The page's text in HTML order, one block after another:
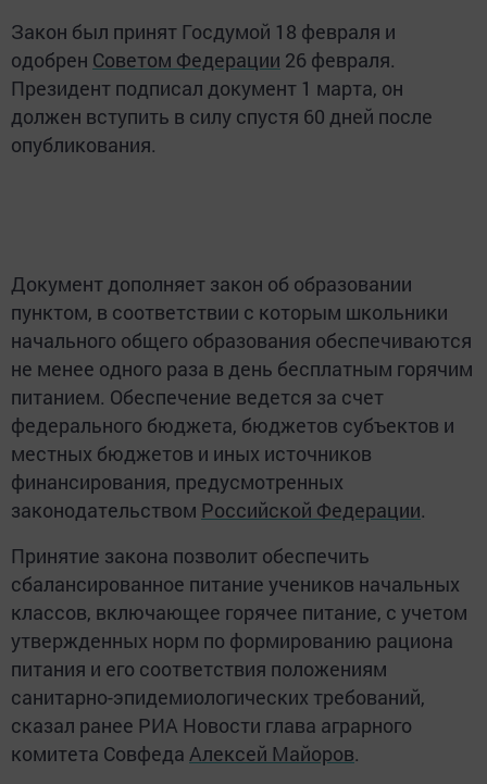
Закон был принят Госдумой 18 февраля и
одобрен Советом Федерации 26 февраля.
Президент подписал документ 1 марта, он
должен вступить в силу спустя 60 дней после
опубликования.
Документ дополняет закон об образовании
пунктом, в соответствии с которым школьники
начального общего образования обеспечиваются
не менее одного раза в день бесплатным горячим
питанием. Обеспечение ведется за счет
федерального бюджета, бюджетов субъектов и
местных бюджетов и иных источников
финансирования, предусмотренных
законодательством Российской Федерации.
Принятие закона позволит обеспечить
сбалансированное питание учеников начальных
классов, включающее горячее питание, с учетом
утвержденных норм по формированию рациона
питания и его соответствия положениям
санитарно-эпидемиологических требований,
сказал ранее РИА Новости глава аграрного
комитета Совфеда Алексей Майоров.